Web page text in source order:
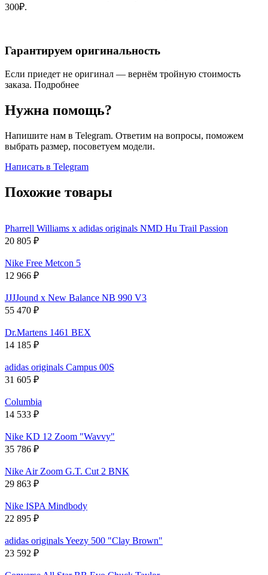
300₽.
Гарантируем оригинальность
Если приедет не оригинал — вернём тройную стоимость
заказа. Подробнее
Нужна помощь?
Напишите нам в Telegram. Ответим на вопросы, поможем
выбрать размер, посоветуем модели.
Написать в Telegram
Похожие товары
Pharrell Williams x adidas originals NMD Hu Trail Passion
20 805 ₽
Nike Free Metcon 5
12 966 ₽
JJJJound x New Balance NB 990 V3
55 470 ₽
Dr.Martens 1461 BEX
14 185 ₽
adidas originals Campus 00S
31 605 ₽
Columbia
14 533 ₽
Nike KD 12 Zoom "Wavvy"
35 786 ₽
Nike Air Zoom G.T. Cut 2 BNK
29 863 ₽
Nike ISPA Mindbody
22 895 ₽
adidas originals Yeezy 500 "Clay Brown"
23 592 ₽